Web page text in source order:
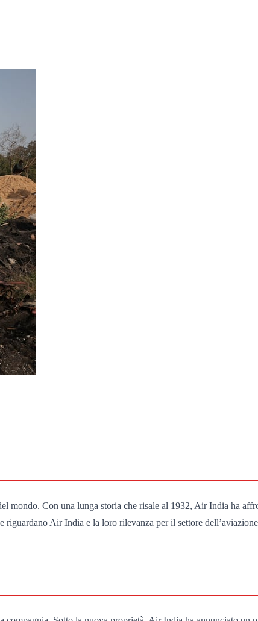
mondo. Con una lunga storia che risale al 1932, Air India ha
riguardano Air India e la loro rilevanza per il settore